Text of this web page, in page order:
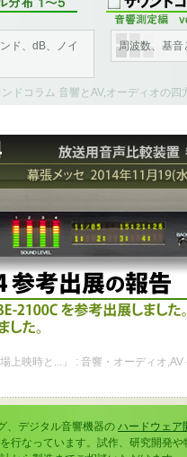
ド、dB、ノイ
周波数、基音
ドコラム 音響とAV,オーディオの四
品の報告 - 幕張メッセ 2014年11月
際放送機器展に参考出展しました
上映時と...」 : 音響・オーディオ,AV
、デジタル音響機器の ハードウェア
行なっています。試作、研究開発や